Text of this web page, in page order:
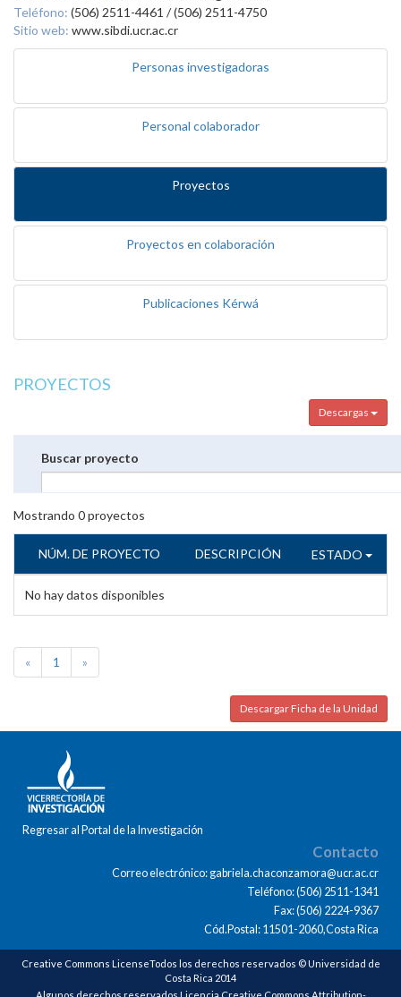
Teléfono: (506) 2511-4461 / (506) 2511-4750
Sitio web: www.sibdi.ucr.ac.cr
Personas investigadoras
Personal colaborador
Proyectos
Proyectos en colaboración
Publicaciones Kérwá
PROYECTOS
Descargas
Buscar proyecto
Mostrando 0proyectos
NÚM. DE PROYECTO DESCRIPCIÓN ESTADO
No hay datos disponibles
« 1 »
Descargar Ficha de la Unidad
Regresar al Portal de la Investigación
Contacto
Correo electrónico: gabriela.chaconzamora@ucr.ac.cr
Teléfono: (506) 2511-1341
Fax: (506) 2224-9367
Cód.Postal: 11501-2060,Costa Rica
Creative Commons LicenseTodos los derechos reservados © Universidad de
Costa Rica 2014